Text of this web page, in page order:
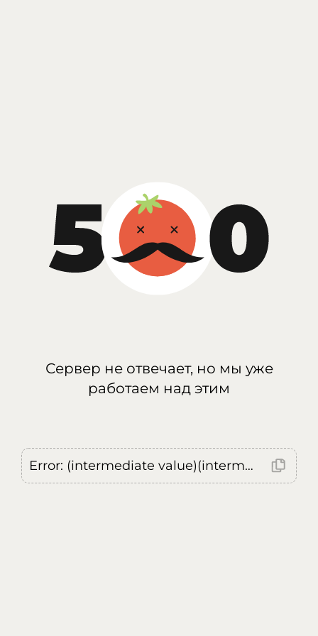
Сервер не отвечает, но мы уже
работаем над этим
Error: (intermediate value)(intermediate value)(intermediate value).replaceAll is not a function